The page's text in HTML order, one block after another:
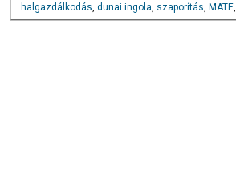
halgazdálkodás, dunai ingola, szaporítás, MATE,